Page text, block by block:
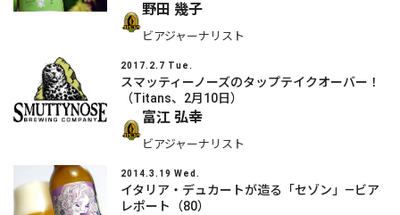
野田 幾子
ビアジャーナリスト
2017.2.7 Tue.
スマッティーノーズのタップテイクオーバー！
（Titans、2月10日）
富江 弘幸
ビアジャーナリスト
2014.3.19 Wed.
イタリア・デュカートが造る「セゾン」―ビア
レポート（80）